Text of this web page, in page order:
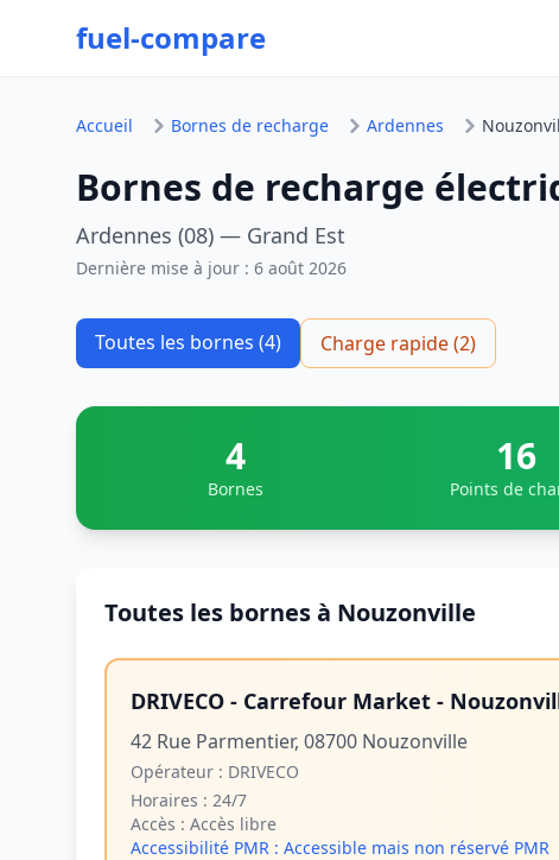
fuel-compare
Accueil Bornes de recharge Ardennes
Bornes de recharge
Ardennes (08) — Grand Est
Dernière mise à jour : 6 août 2026
Toutes les bornes (4) Charge rapide (2)
4
Bornes
16
Points de
Toutes les bornes à Nouzonville
DRIVECO - Carrefour Market -
42 Rue Parmentier, 08700 Nouzonville
Opérateur : DRIVECO
Horaires : 24/7
Accès : Accès libre
Accessibilité PMR : Accessible mais non réservé PMR